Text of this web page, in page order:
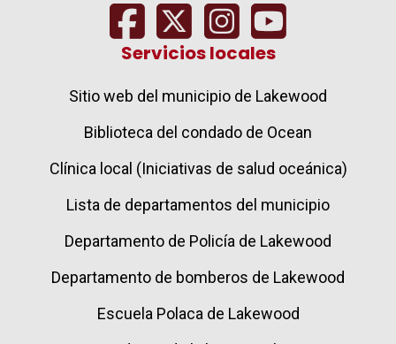
Servicios locales
Sitio web del municipio de Lakewood
Biblioteca del condado de Ocean
Clínica local (Iniciativas de salud oceánica)
Lista de departamentos del municipio
Departamento de Policía de Lakewood
Departamento de bomberos de Lakewood
Escuela Polaca de Lakewood